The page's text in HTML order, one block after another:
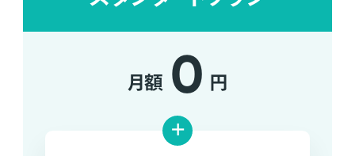
月額 0 円
+